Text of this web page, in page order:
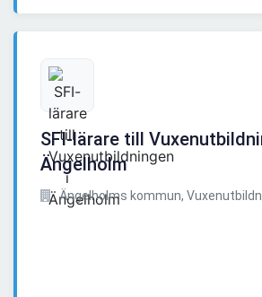
SFI-lärare till
Ängelholm
Ängelholms kommun,